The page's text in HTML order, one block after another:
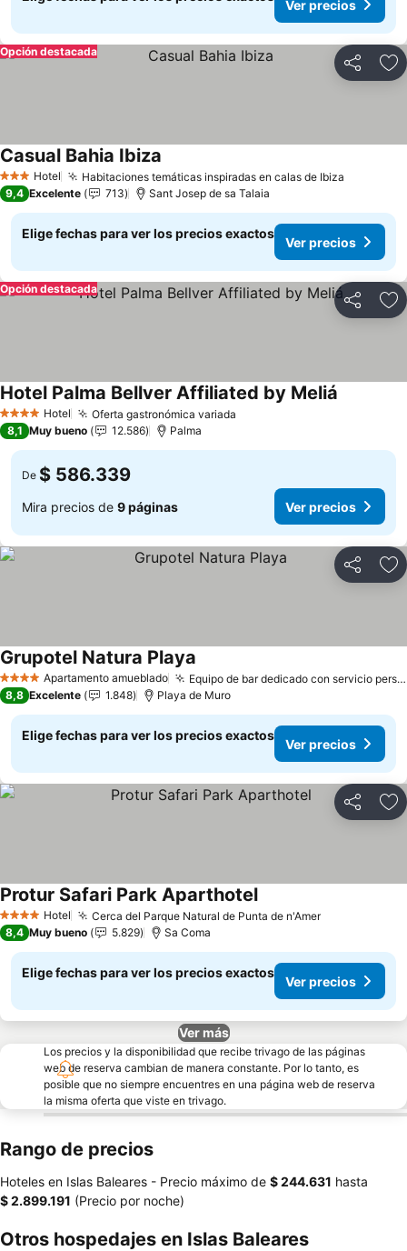
Ver precios
Compartir
Opción destacada
3 Estrellas
Hotel Habitaciones temáticas inspiradas en calas de Ibiza
Casual Bahia Ibiza
9,4 Excelente 713 Sant Josep de sa Talaia
Elige fechas para ver los precios exactos
Ver precios
Compartir
Opción destacada
4 EstrellasHotel Oferta gastronómica variada
Hotel Palma Bellver Affiliated by Meliá
8,1 Muy bueno 12.586 Palma
De $ 586.339
Mira precios de 9 páginas Ver precios
Compartir
4 EstrellasApartamento amueblado Equipo de bar dedicado con servicio personalizado
Grupotel Natura Playa
8,8 Excelente 1.848 Playa de Muro
Elige fechas para ver los precios exactos
Ver precios
Compartir
4 EstrellasHotel Cerca del Parque Natural de Punta de n'Amer
Protur Safari Park Aparthotel
8,4 Muy bueno 5.829 Sa Coma
Elige fechas para ver los precios exactos
Ver precios
Ver más
Los precios y la disponibilidad que recibe trivago de las páginas
web de reserva cambian de manera constante. Por lo tanto, es
posible que no siempre encuentres en una página web de reserva
la misma oferta que viste en trivago.
Rango de precios
Hoteles en Islas Baleares - Precio máximo de ‎$ 244.631 hasta
‎$ 2.899.191 (Precio por noche)
Otros hospedajes en Islas Baleares